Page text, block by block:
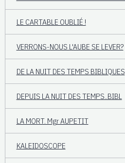
LE CARTABLE OUBLIÉ !
VERRONS-NOUS L'AUBE SE LEVER?
DE LA NUIT DES TEMPS BIBLIQUES
DEPUIS LA NUIT DES TEMPS..BIBL
LA MORT. Mgr AUPETIT
KALEIDOSCOPE